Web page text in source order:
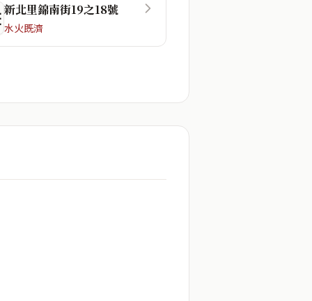
新北里錦南街19之18號
水火既濟